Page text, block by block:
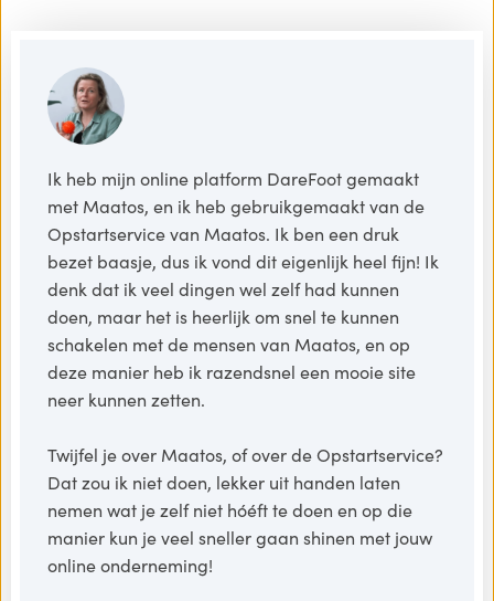
Ik heb mijn online platform DareFoot gemaakt
met Maatos, en ik heb gebruikgemaakt van de
Opstartservice van Maatos. Ik ben een druk
bezet baasje, dus ik vond dit eigenlijk heel fijn! Ik
denk dat ik veel dingen wel zelf had kunnen
doen, maar het is heerlijk om snel te kunnen
schakelen met de mensen van Maatos, en op
deze manier heb ik razendsnel een mooie site
neer kunnen zetten.
Twijfel je over Maatos, of over de Opstartservice?
Dat zou ik niet doen, lekker uit handen laten
nemen wat je zelf niet hóéft te doen en op die
manier kun je veel sneller gaan shinen met jouw
online onderneming!